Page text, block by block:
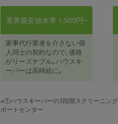
業界最安値水準 1,500円~
家事代行業者を介さない個
人同士の契約なので､価格
がリーズナブル｡ハウスキ
ーパーは高時給に｡
※①ハウスキーパーの3段階スクリーニン
ポートセンター